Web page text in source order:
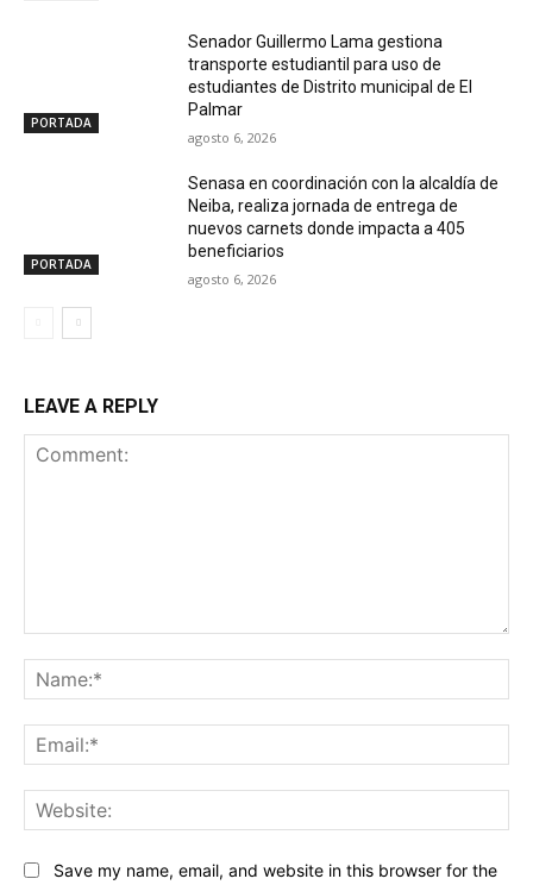
PORTADA
Senador Guillermo Lama gestiona
transporte estudiantil para uso de
estudiantes de Distrito municipal de El
Palmar
agosto 6, 2026
PORTADA
Senasa en coordinación con la alcaldía de
Neiba, realiza jornada de entrega de
nuevos carnets donde impacta a 405
beneficiarios
agosto 6, 2026
LEAVE A REPLY
Save my name, email, and website in this browser for the